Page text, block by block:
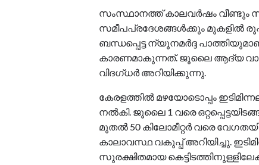
സംസ്ഥാനത്ത് കാലവർഷം വീണ്ടും
സമീപപ്രദേശങ്ങൾക്കും മുകളിൽ
ബന്ധപ്പെട്ട ന്യൂനമർദ്ദ
കാരണമാകുന്നത്. ജൂലൈ ആദ്യ
വിദഗ്ധർ അറിയിക്കുന്നു.
കേരളത്തിൽ മഴയോടൊപ്പം
നൽകി. ജൂലൈ 1 വരെ
മുതൽ 50 കിലോമീറ്റർ വരെ
കാലാവസ്ഥ വകുപ്പ് അറിയിച്ചു.
സുരക്ഷിതമായ